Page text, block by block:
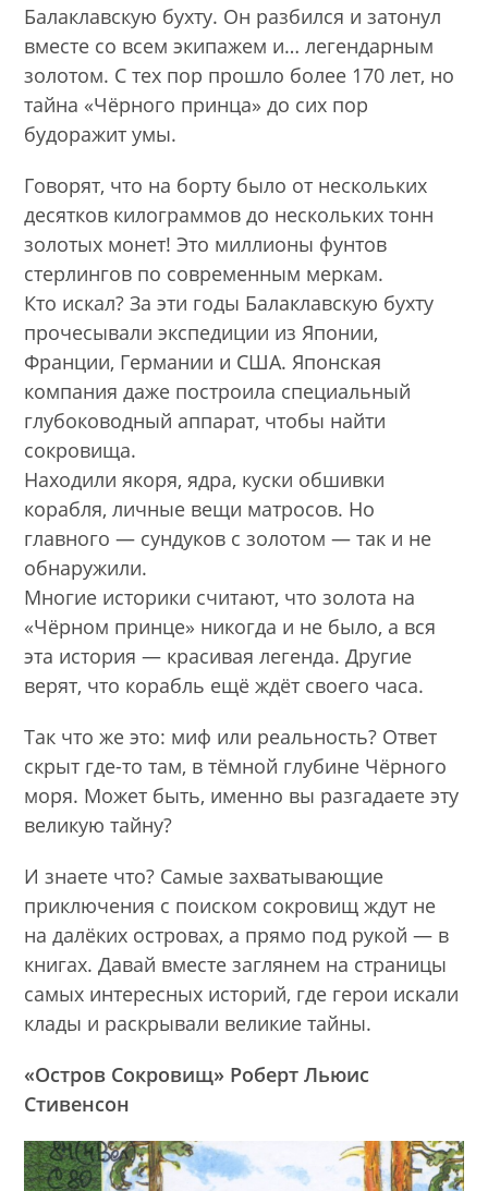
Балаклавскую бухту. Он разбился и затонул
вместе со всем экипажем и… легендарным
золотом. С тех пор прошло более 170 лет, но
тайна «Чёрного принца» до сих пор
будоражит умы.
Говорят, что на борту было от нескольких
десятков килограммов до нескольких тонн
золотых монет! Это миллионы фунтов
стерлингов по современным меркам.
Кто искал? За эти годы Балаклавскую бухту
прочесывали экспедиции из Японии,
Франции, Германии и США. Японская
компания даже построила специальный
глубоководный аппарат, чтобы найти
сокровища.
Находили якоря, ядра, куски обшивки
корабля, личные вещи матросов. Но
главного — сундуков с золотом — так и не
обнаружили.
Многие историки считают, что золота на
«Чёрном принце» никогда и не было, а вся
эта история — красивая легенда. Другие
верят, что корабль ещё ждёт своего часа.
Так что же это: миф или реальность? Ответ
скрыт где-то там, в тёмной глубине Чёрного
моря. Может быть, именно вы разгадаете эту
великую тайну?
И знаете что? Самые захватывающие
приключения с поиском сокровищ ждут не
на далёких островах, а прямо под рукой — в
книгах. Давай вместе заглянем на страницы
самых интересных историй, где герои искали
клады и раскрывали великие тайны.
«Остров Сокровищ» Роберт Льюис
Стивенсон